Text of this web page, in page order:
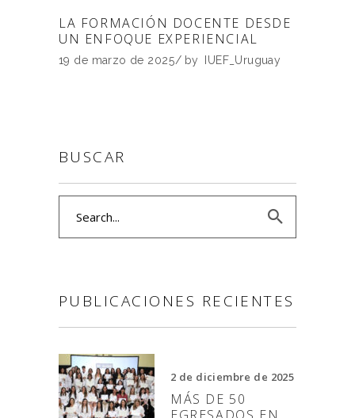
LA FORMACIÓN DOCENTE DESDE
UN ENFOQUE EXPERIENCIAL
19 de marzo de 2025 by IUEF_Uruguay
BUSCAR
PUBLICACIONES RECIENTES
2 de diciembre de 2025
MÁS DE 50